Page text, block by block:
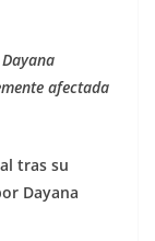
afectada
tras su
Dayana